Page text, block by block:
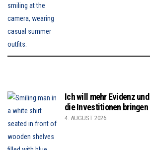
Ich will mehr Evidenz
die Investitionen bringen
4. AUGUST 2026